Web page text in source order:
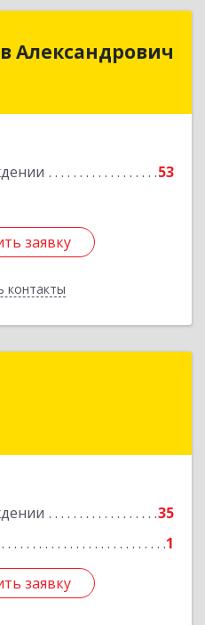
Александрович
53
заявку
контакты
заявку
35
1
заявку
край, Курганинск г,
заявку